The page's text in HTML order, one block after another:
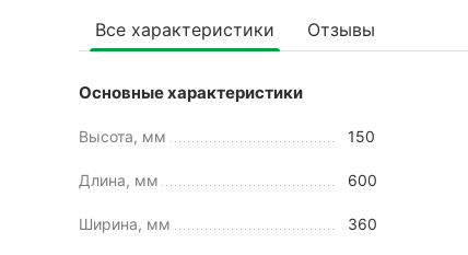
Все характеристики Отзывы
Основные характеристики
Высота, мм 150
Длина, мм 600
Ширина, мм 360